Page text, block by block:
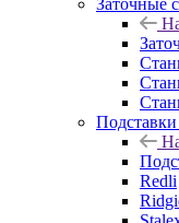
Заточные
Redli